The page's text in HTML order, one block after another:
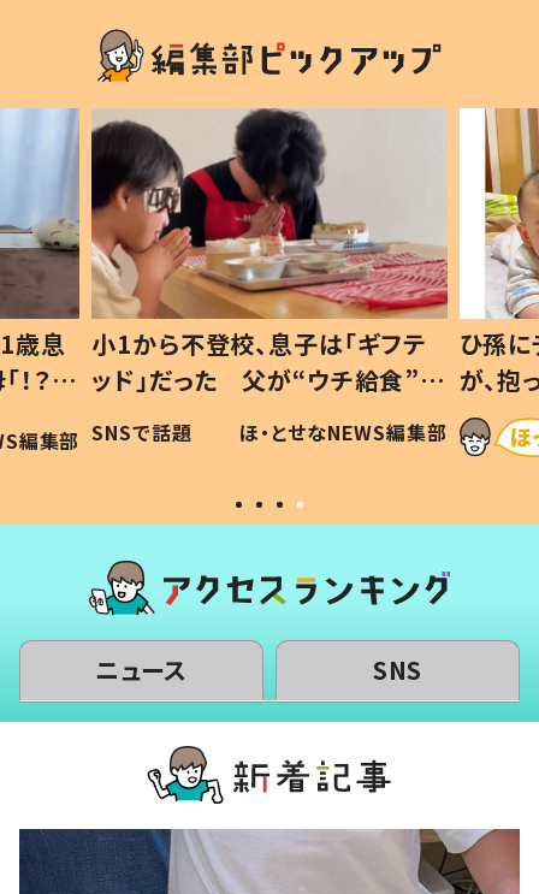
歳息
？」
編集部
小1から不登校、息子は「ギフテ
ッド」だった 父が“ウチ給食”を
作り続ける理由とは #令和の親
#令和の子
SNSで話題 ほ・とせなNEWS編集部
ひ孫
が、
「涙が
い」
ニュース SNS